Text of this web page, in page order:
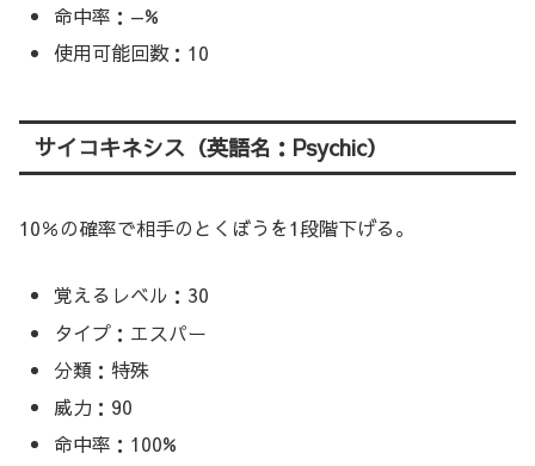
命中率：—%
使用可能回数：10
サイコキネシス（英語名：Psychic）
10％の確率で相手のとくぼうを1段階下げる。
覚えるレベル：30
タイプ：エスパー
分類：特殊
威力：90
命中率：100%